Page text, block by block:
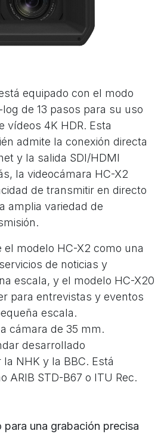
equipado con el modo
log de 13 pasos para su uso
vídeos 4K HDR. Esta
admite la conexión directa
y la salida SDI/HDMI
la videocámara HC-X2
de transmitir en directo
amplia variedad de
el modelo HC-X2 como una
de noticias y
escala, y el modelo HC-X20
para entrevistas y eventos
escala.
cámara de 35 mm.
desarrollado
NHK y la BBC. Está
ARIB STD-B67 o ITU Rec.
para una grabación precisa